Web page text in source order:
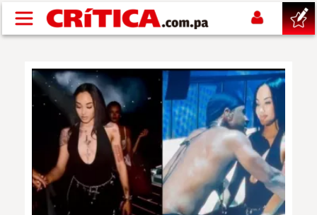
Pasar al contenido principal
SUCESOS
POLÍTICA